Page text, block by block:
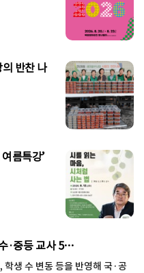
반찬 나
름특강’
·중등 교사 5…
생 수 변동 등을 반영해 국·공